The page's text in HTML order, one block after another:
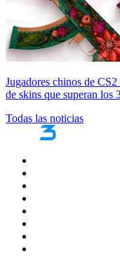
Jugadores chinos de
de skins que superan los
Todas las noticias